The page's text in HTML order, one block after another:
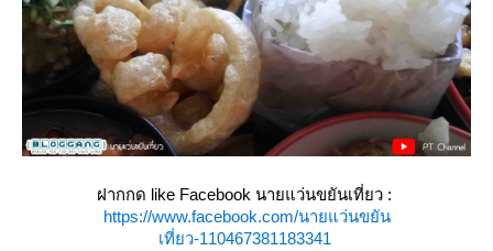
ฝากกด like Facebook นายแว่นขยันเที่ยว :
https://www.facebook.com/นายแว่นขยัน
เที่ยว-110467381183341